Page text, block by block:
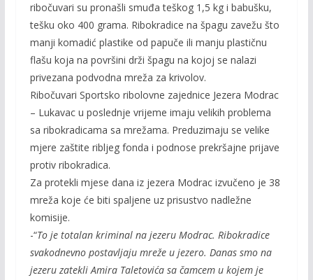
ribočuvari su pronašli smuđa teškog 1,5 kg i babušku,
tešku oko 400 grama. Ribokradice na špagu zavežu što
manji komadić plastike od papuče ili manju plastičnu
flašu koja na površini drži špagu na kojoj se nalazi
privezana podvodna mreža za krivolov.
Ribočuvari Sportsko ribolovne zajednice Jezera Modrac
– Lukavac u poslednje vrijeme imaju velikih problema
sa ribokradicama sa mrežama. Preduzimaju se velike
mjere zaštite ribljeg fonda i podnose prekršajne prijave
protiv ribokradica.
Za protekli mjese dana iz jezera Modrac izvučeno je 38
mreža koje će biti spaljene uz prisustvo nadležne
komisije.
-“To je totalan kriminal na jezeru Modrac. Ribokradice
svakodnevno postavljaju mreže u jezero. Danas smo na
jezeru zatekli Amira Taletovića sa čamcem u kojem je